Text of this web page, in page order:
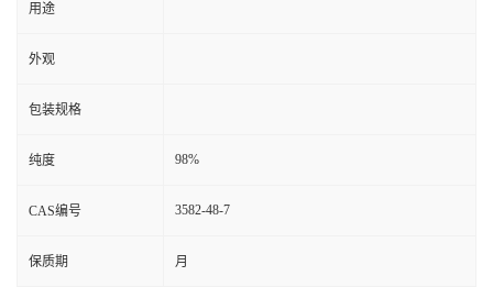
用途
外观
包装规格
纯度 98%
CAS编号 3582-48-7
保质期 月